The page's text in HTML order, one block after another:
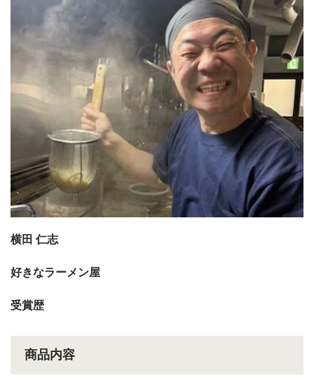
横田 仁志
好きなラーメン屋
受賞歴
商品内容